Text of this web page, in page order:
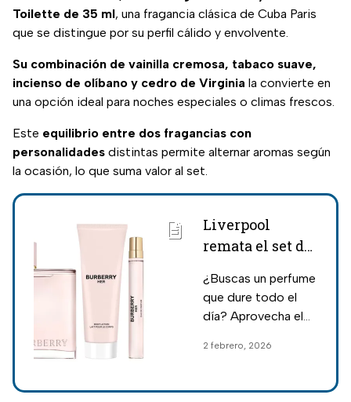
Toilette de 35 ml, una fragancia clásica de Cuba Paris
que se distingue por su perfil cálido y envolvente.
Su combinación de vainilla cremosa, tabaco suave,
incienso de olíbano y cedro de Virginia la convierte en
una opción ideal para noches especiales o climas frescos.
Este equilibrio entre dos fragancias con
personalidades distintas permite alternar aromas según
la ocasión, lo que suma valor al set.
Liverpool
remata el set de
y miniatura de
Burberry Her en
pesos
¿Buscas un perfume
que dure todo el
día? Aprovecha el
Liverpool y asegura
fragancias más
2 febrero, 2026